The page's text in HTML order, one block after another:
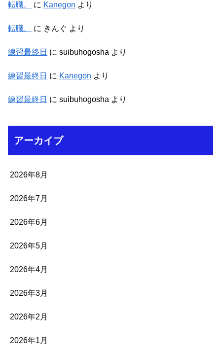
転職。 に Kanegon より
転職。 に きんぐ より
練習最終日 に suibuhogosha より
練習最終日 に Kanegon より
練習最終日 に suibuhogosha より
アーカイブ
2026年8月
2026年7月
2026年6月
2026年5月
2026年4月
2026年3月
2026年2月
2026年1月